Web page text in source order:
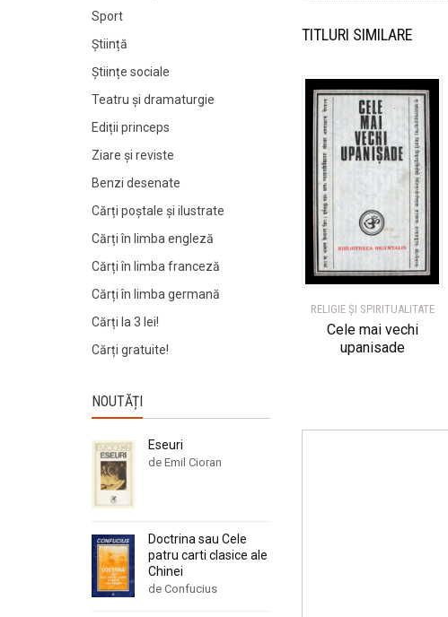
TITLURI SIMILARE
RELIGIE ȘI SPIRITUALITATE
Cele mai vechi
upanisade
Sport
Știință
Științe sociale
Teatru și dramaturgie
Ediții princeps
Ziare şi reviste
Benzi desenate
Cărți poștale și ilustrate
Cărți în limba engleză
Cărți în limba franceză
Cărți în limba germană
Cărți la 3 lei!
Cărți gratuite!
NOUTĂȚI
Eseuri
de Emil Cioran
Doctrina sau Cele
patru carti clasice ale
Chinei
de Confucius